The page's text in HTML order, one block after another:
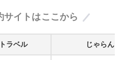
サイトはここから
ラベル じゃらん